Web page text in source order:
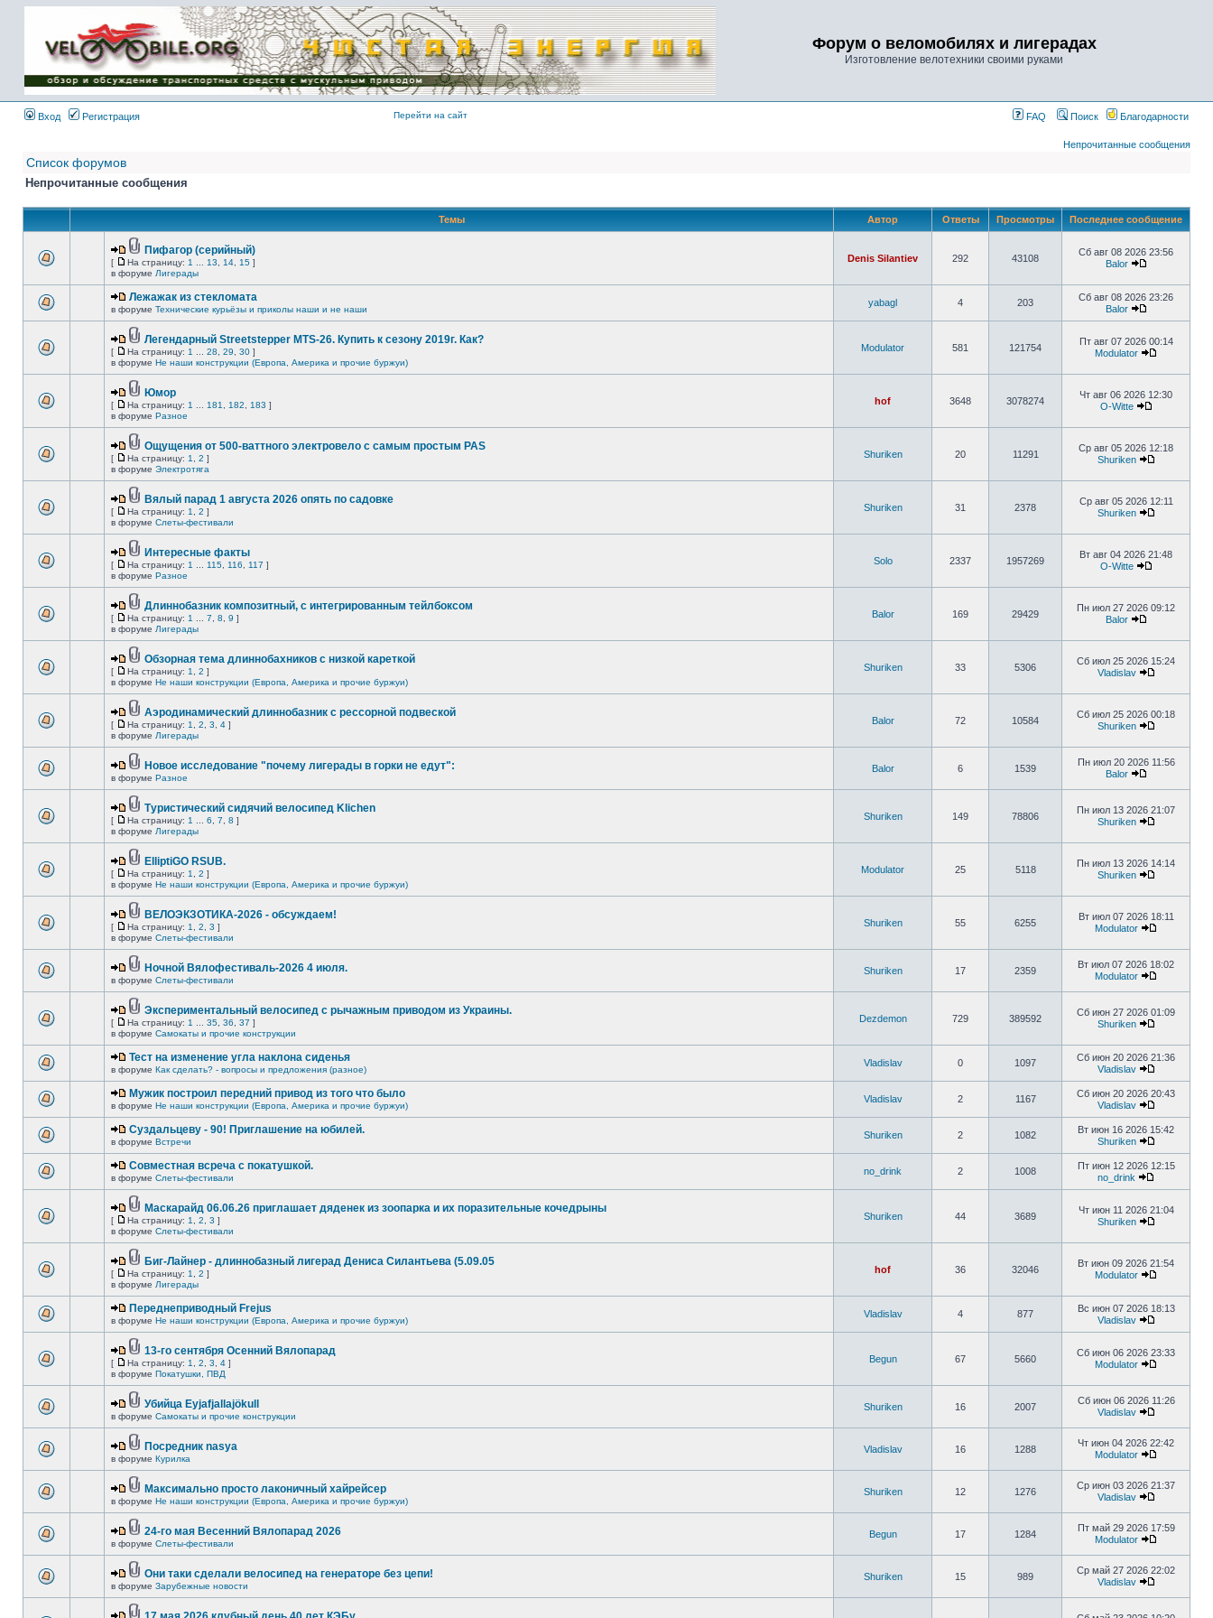
Имя пользователя:
Пароль:
{ LOG_ME_IN_SHORT
}
Форум о веломобилях и лигерадах
Изготовление велотехники своими руками
Вход Регистрация Перейти на сайт FAQ Поиск Благодарности
Непрочитанные сообщения
Список форумов
Непрочитанные сообщения
Темы Автор Ответы Просмотры Последнее сообщение
Пифагор (серийный)
[ На страницу: 1 13 14 15 ]
в форуме Лигерады
Denis Silantiev 292 43108
Сб авг 08 2026 23:56
Balor
Лежажак из стекломата
в форуме Технические курьёзы и приколы наши и не наши
yabagl 4 203
Сб авг 08 2026 23:26
Balor
Легендарный Streetstepper MTS-26. Купить к сезону 2019г. Как?
[ На страницу: 1 28 29 30 ]
в форуме Не наши конструкции (Европа, Америка и прочие буржуи)
Modulator 581 121754
Пт авг 07 2026 00:14
Modulator
Юмор
[ На страницу: 1 181 182 183 ]
в форуме Разное
hof 3648 3078274
Чт авг 06 2026 12:30
O-Witte
Ощущения от 500-ваттного электровело с самым простым PAS
[ На страницу: 1 2 ]
в форуме Электротяга
Shuriken 20 11291
Ср авг 05 2026 12:18
Shuriken
Вялый парад 1 августа 2026 опять по садовке
[ На страницу: 1 2 ]
в форуме Слеты-фестивали
Shuriken 31 2378
Ср авг 05 2026 12:11
Shuriken
Интересные факты
[ На страницу: 1 115 116 117 ]
в форуме Разное
Solo 2337 1957269
Вт авг 04 2026 21:48
O-Witte
Длиннобазник композитный, с интегрированным тейлбоксом
[ На страницу: 1 7 8 9 ]
в форуме Лигерады
Balor 169 29429
Пн июл 27 2026 09:12
Balor
Обзорная тема длиннобахников с низкой кареткой
[ На страницу: 1 2 ]
в форуме Не наши конструкции (Европа, Америка и прочие буржуи)
Shuriken 33 5306
Сб июл 25 2026 15:24
Vladislav
Аэродинамический длиннобазник с рессорной подвеской
[ На страницу: 1 2 3 4 ]
в форуме Лигерады
Balor 72 10584
Сб июл 25 2026 00:18
Shuriken
Новое исследование "почему лигерады в горки не едут":
в форуме Разное
Balor 6 1539
Пн июл 20 2026 11:56
Balor
Туристический сидячий велосипед Klichen
[ На страницу: 1 6 7 8 ]
в форуме Лигерады
Shuriken 149 78806
Пн июл 13 2026 21:07
Shuriken
ElliptiGO RSUB.
[ На страницу: 1 2 ]
в форуме Не наши конструкции (Европа, Америка и прочие буржуи)
Modulator 25 5118
Пн июл 13 2026 14:14
Shuriken
ВЕЛОЭКЗОТИКА-2026 - обсуждаем!
[ На страницу: 1 2 3 ]
в форуме Слеты-фестивали
Shuriken 55 6255
Вт июл 07 2026 18:11
Modulator
Ночной Вялофестиваль-2026 4 июля.
в форуме Слеты-фестивали
Shuriken 17 2359
Вт июл 07 2026 18:02
Modulator
Экспериментальный велосипед с рычажным приводом из Украины.
[ На страницу: 1 35 36 37 ]
в форуме Самокаты и прочие конструкции
Dezdemon 729 389592
Сб июн 27 2026 01:09
Shuriken
Тест на изменение угла наклона сиденья
в форуме Как сделать? - вопросы и предложения (разное)
Vladislav 0 1097
Сб июн 20 2026 21:36
Vladislav
Мужик построил передний привод из того что было
в форуме Не наши конструкции (Европа, Америка и прочие буржуи)
Vladislav 2 1167
Сб июн 20 2026 20:43
Vladislav
Суздальцеву - 90! Приглашение на юбилей.
в форуме Встречи
Shuriken 2 1082
Вт июн 16 2026 15:42
Shuriken
Совместная всреча с покатушкой.
в форуме Слеты-фестивали
no_drink 2 1008
Пт июн 12 2026 12:15
no_drink
Маскарайд 06.06.26 приглашает дяденек из зоопарка и их поразительные кочедрыны
[ На страницу: 1 2 3 ]
в форуме Слеты-фестивали
Shuriken 44 3689
Чт июн 11 2026 21:04
Shuriken
Биг-Лайнер - длиннобазный лигерад Дениса Силантьева (5.09.05
[ На страницу: 1 2 ]
в форуме Лигерады
hof 36 32046
Вт июн 09 2026 21:54
Modulator
Переднеприводный Frejus
в форуме Не наши конструкции (Европа, Америка и прочие буржуи)
Vladislav 4 877
Вс июн 07 2026 18:13
Vladislav
13-го сентября Осенний Вялопарад
[ На страницу: 1 2 3 4 ]
в форуме Покатушки, ПВД
Begun 67 5660
Сб июн 06 2026 23:33
Modulator
Убийца Eyjafjallajökull
в форуме Самокаты и прочие конструкции
Shuriken 16 2007
Сб июн 06 2026 11:26
Vladislav
Посредник nasya
в форуме Курилка
Vladislav 16 1288
Чт июн 04 2026 22:42
Modulator
Максимально просто лаконичный хайрейсер
в форуме Не наши конструкции (Европа, Америка и прочие буржуи)
Shuriken 12 1276
Ср июн 03 2026 21:37
Vladislav
24-го мая Весенний Вялопарад 2026
в форуме Слеты-фестивали
Begun 17 1284
Пт май 29 2026 17:59
Modulator
Они таки сделали велосипед на генераторе без цепи!
в форуме Зарубежные новости
Shuriken 15 989
Ср май 27 2026 22:02
Vladislav